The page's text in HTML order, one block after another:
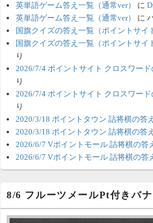
6/18 1:39 （Dr.N
時間の都合が付かないた
日の更新は休みます。
ません。
6/8 4:39 （Dr.N）
Vポイントモールが6：
テナンスとのことなの
の更新は難しいかもし
明日、6月7日分の更新
ってしまいそうです。
英単語ゲーム答え一覧（通常ver） に
英単語ゲーム答え一覧（通常ver）
に
国旗クイズの答え一覧（ポイントサイ
国旗クイズの答え一覧（ポイントサイ
り
2026/7/4 ポイントサイト クロスワード
り
2026/7/4 ポイントサイト クロスワード
り
2020/3/18 ポイントタウン 詰将棋の答え
2020/3/18 ポイントタウン 詰将棋の答え
2026/6/7 Vポイントモール 詰将棋の答
2026/6/7 Vポイントモール 詰将棋の答
8/6 フルーツメールPt付きバ